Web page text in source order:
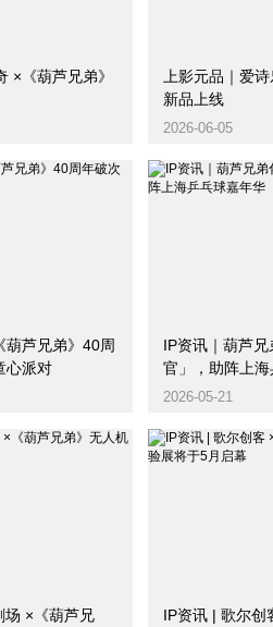
×《葫芦兄弟》
上影元品｜爱
新品上线
2026-06-05
葫芦兄弟》40周
心派对
IP资讯｜葫芦
官」，助阵上
2026-05-21
场 ×《葫芦兄 IP资讯 | 歌尔创